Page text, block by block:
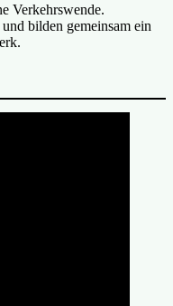
Verkehrswende.
bilden gemeinsam ein